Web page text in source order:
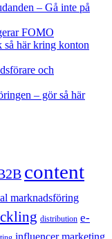
– Gå inte på
FOMO
så här kring konton
och
– gör så här
content
marknadsföring
distribution e-
influencer marketing